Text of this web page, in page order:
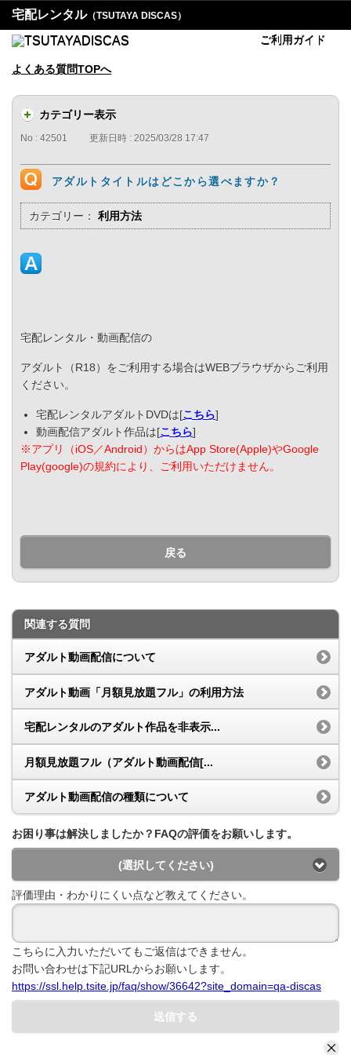
宅配レンタル（TSUTAYA DISCAS）
ご利用ガイド
よくある質問TOPへ
カテゴリー表示
No : 42501 更新日時 : 2025/03/28 17:47
アダルトタイトルはどこから選べますか？
カテゴリー： 利用方法
宅配レンタル・動画配信の
アダルト（R18）をご利用する場合はWEBブラウザからご利用
ください。
宅配レンタルアダルトDVDは[こちら]
動画配信アダルト作品は[こちら]
※アプリ（iOS／Android）からはApp Store(Apple)やGoogle
Play(google)の規約により、ご利用いただけません。
戻る
関連する質問
アダルト動画配信について
アダルト動画「月額見放題フル」の利用方法
宅配レンタルのアダルト作品を非表示...
月額見放題フル（アダルト動画配信[...
アダルト動画配信の種類について
お困り事は解決しましたか？FAQの評価をお願いします。
(選択してください)
評価理由・わかりにくい点など教えてください。
こちらに入力いただいてもご返信はできません。
お問い合わせは下記URLからお願いします。
https://ssl.help.tsite.jp/faq/show/36642?site_domain=qa-discas
送信する